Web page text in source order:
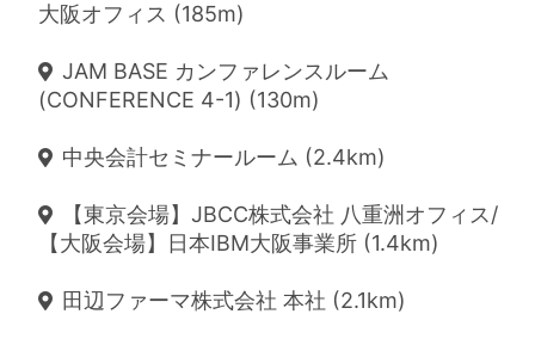
大阪オフィス (185m)
JAM BASE カンファレンスルーム
(CONFERENCE 4-1) (130m)
中央会計セミナールーム (2.4km)
【東京会場】JBCC株式会社 八重洲オフィス/
【大阪会場】日本IBM大阪事業所 (1.4km)
田辺ファーマ株式会社 本社 (2.1km)